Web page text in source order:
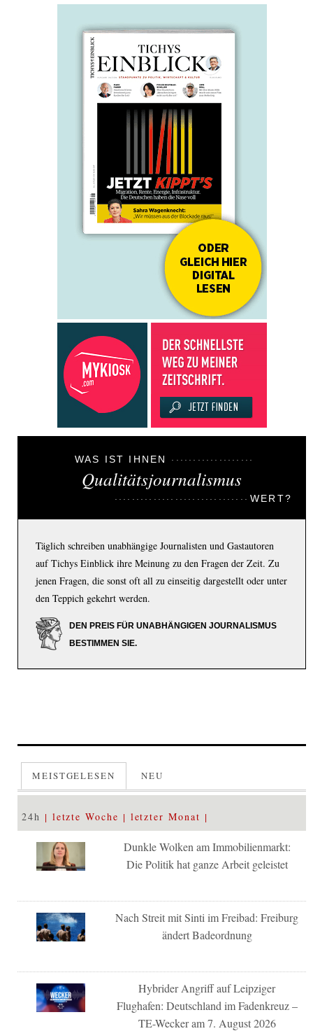
WAS IST IHNEN
Qualitätsjournalismus
WERT?
Täglich schreiben unabhängige Journalisten und Gastautoren
auf Tichys Einblick ihre Meinung zu den Fragen der Zeit. Zu
jenen Fragen, die sonst oft all zu einseitig dargestellt oder unter
den Teppich gekehrt werden.
DEN PREIS FÜR UNABHÄNGIGEN JOURNALISMUS
BESTIMMEN SIE.
MEISTGELESEN NEU
24h letzte Woche letzter Monat
Dunkle Wolken am Immobilienmarkt:
Die Politik hat ganze Arbeit geleistet
Nach Streit mit Sinti im Freibad: Freiburg
ändert Badeordnung
Hybrider Angriff auf Leipziger
Flughafen: Deutschland im Fadenkreuz –
TE-Wecker am 7. August 2026